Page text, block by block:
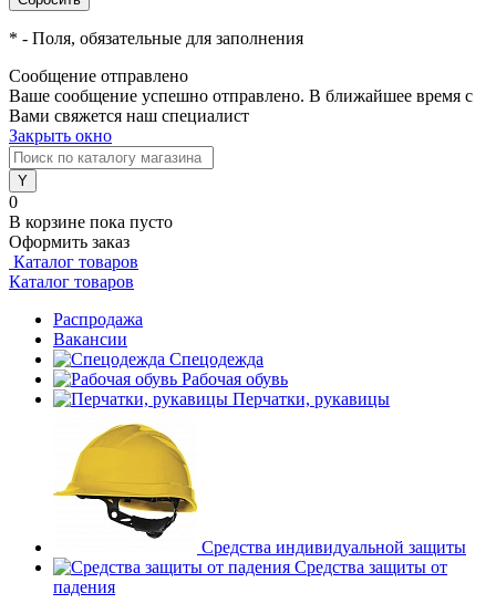
* - Поля, обязательные для заполнения
Сообщение отправлено
Ваше сообщение успешно отправлено. В ближайшее время с
Вами свяжется наш специалист
Закрыть окно
0
В корзине пока пусто
Оформить заказ
Каталог товаров
Каталог товаров
Распродажа
Вакансии
Спецодежда
Рабочая обувь
Перчатки, рукавицы
Средства индивидуальной защиты
Средства защиты от
падения